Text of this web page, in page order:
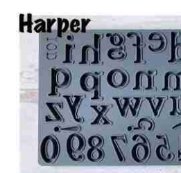
Online cursussen
Blog / DIY / Tutorials
Over mij
Contact